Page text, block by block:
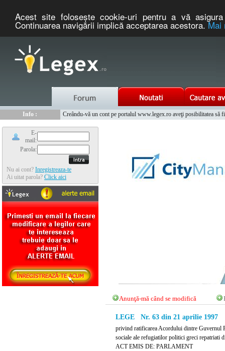
Acest site foloseşte cookie-uri pentru a vă
Continuarea navigării implică acceptarea acestora.Mai
Info :
Creându-vă un cont pe portalul www.legex.ro aveţi posibilitatea să
E-
mail:
Parola:
Nu ai cont? Inregistreaza-te
Ai uitat parola? Click aici
Anunţă-mă când se modifică
LEGE Nr. 63 din 21 aprilie 1997
privind ratificarea Acordului dintre Guvernul
sociale ale refugiatilor politici greci repatriati
ACT EMIS DE: PARLAMENT